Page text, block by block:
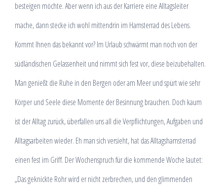
besteigen möchte. Aber wenn ich aus der Karriere eine Alltagsleiter
mache, dann stecke ich wohl mittendrin im Hamsterrad des Lebens.
Kommt Ihnen das bekannt vor? Im Urlaub schwärmt man noch von der
südländischen Gelassenheit und nimmt sich fest vor, diese beizubehalten.
Man genießt die Ruhe in den Bergen oder am Meer und spürt wie sehr
Körper und Seele diese Momente der Besinnung brauchen. Doch kaum
ist der Alltag zurück, überfallen uns all die Verpflichtungen, Aufgaben und
Alltagsarbeiten wieder. Eh man sich versieht, hat das Alltagshamsterrad
einen fest im Griff. Der Wochenspruch für die kommende Woche lautet:
„Das geknickte Rohr wird er nicht zerbrechen, und den glimmenden